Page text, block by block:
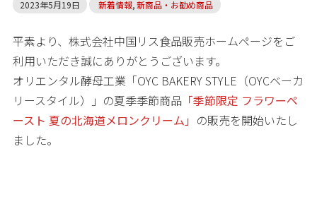
2023年5月19日 新着情報, 新商品・お勧め商品
平素より、株式会社中国リス食品販売ホームページをご
利用いただき誠にありがとうございます。
オリエンタル酵母工業「OYC BAKERY STYLE（OYCベーカ
リースタイル）」の夏季季節商品「季節限定 フラワーペ
ースト 夏の北海道メロンクリーム」 の販売を開始いたし
ました。